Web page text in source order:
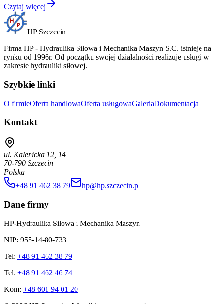
Czytaj więcej
HP Szczecin
Firma HP - Hydraulika Siłowa i Mechanika Maszyn S.C. istnieje na
rynku od 1996r. Od początku swojej działalności realizuje usługi w
zakresie hydrauliki siłowej.
Szybkie linki
O firmieOferta handlowaOferta usługowaGaleriaDokumentacja
Kontakt
ul. Kalenicka 12, 14
70-790 Szczecin
Polska
+48 91 462 38 79
hp@hp.szczecin.pl
Dane firmy
HP-Hydraulika Siłowa i Mechanika Maszyn
NIP: 955-14-80-733
Tel: +48 91 462 38 79
Tel: +48 91 462 46 74
Kom: +48 601 94 01 20